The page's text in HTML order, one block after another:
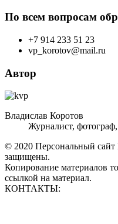
По всем вопросам
+7 914 233 51 23
vp_korotov@mail.ru
Автор
Владислав Коротов
Журналист,
© 2020 Персональный сайт
защищены.
Копирование материалов
ссылкой на материал.
КОНТАКТЫ: